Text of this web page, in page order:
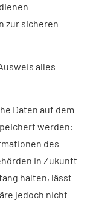
zur sicheren
alles
Daten auf dem
werden:
des
in Zukunft
halten, lässt
jedoch nicht